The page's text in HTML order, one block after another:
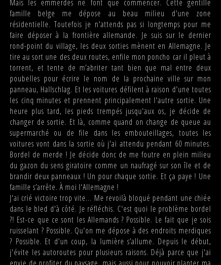
Mais les emmerdes ne font que commencer. Cette gentille
famille belge me dépose au beau milieu d'une zone
résidentielle. Toutefois je n'attends pas si longtemps pour me
faire déposer à la frontière allemande. Je suis sur le dernier
rond-point du village, les deux sorties mènent en Allemagne. Je
tire au sort une des deux routes, enfile mon poncho car il pleut à
torrent, et tente de m’abriter tant bien que mal entre deux
poubelles pour écrire le nom de la prochaine ville sur mon
panneau, Hallschlag. Et les voitures défilent à raison d'une toutes
les cinq minutes et prennent principalement l'autre sortie. Une
heure plus tard, les pieds trempés jusqu'aux os, je décide de
changer de sortie. Et là, comme quand on change de queue au
supermarché ou de file dans les embouteillages, toutes les
voitures vont dans la sortie où j'ai attendu pendant 60 minutes.
Bordel de merde ! Je décide donc de me foutre en plein milieu
du gazon du sens giratoire comme un naufragé sur son île et de
brandir deux panneaux ! Un pour chaque sortie. Et ça paye ! Une
famille s’arrête. À moi l'Allemagne !
J'ai crié victoire trop vite... Me revoilà bloqué pendant une chiée
dans le bled d'à côté. Je réfléchis. C'est quoi le problème bordel
?! Est-ce que ce sont les Allemands ? Possible. Le fait que je sois
ruisselant ? Possible. Qu'on me dépose à des endroits merdiques
? Possible. Et d'un coup, la lumière s’allume. Depuis le début,
j'évite les autoroutes pour plusieurs raisons. Déjà parce que j'ai